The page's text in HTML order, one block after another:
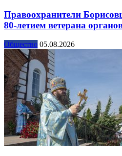
Правоохранители
80-летием ветерана
Общество 05.08.2026